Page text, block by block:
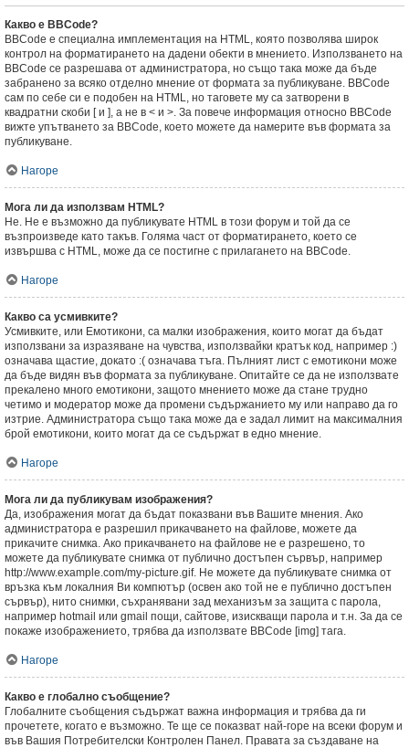
Какво е BBCode?
BBCode е специална имплементация на HTML, която позволява широк
контрол на форматирането на дадени обекти в мнението. Използването на
BBCode се разрешава от администратора, но също така може да бъде
забранено за всяко отделно мнение от формата за публикуване. BBCode
сам по себе си е подобен на HTML, но таговете му са затворени в
квадратни скоби [ и ], а не в < и >. За повече информация относно BBCode
вижте упътването за BBCode, което можете да намерите във формата за
публикуване.
Нагоре
Мога ли да използвам HTML?
Не. Не е възможно да публикувате HTML в този форум и той да се
възпроизведе като такъв. Голяма част от форматирането, което се
извършва с HTML, може да се постигне с прилагането на BBCode.
Нагоре
Какво са усмивките?
Усмивките, или Емотикони, са малки изображения, които могат да бъдат
използвани за изразяване на чувства, използвайки кратък код, например :)
означава щастие, докато :( означава тъга. Пълният лист с емотикони може
да бъде видян във формата за публикуване. Опитайте се да не използвате
прекалено много емотикони, защото мнението може да стане трудно
четимо и модератор може да промени съдържанието му или направо да го
изтрие. Администратора също така може да е задал лимит на максималния
брой емотикони, които могат да се съдържат в едно мнение.
Нагоре
Мога ли да публикувам изображения?
Да, изображения могат да бъдат показвани във Вашите мнения. Ако
администратора е разрешил прикачването на файлове, можете да
прикачите снимка. Ако прикачването на файлове не е разрешено, то
можете да публикувате снимка от публично достъпен сървър, например
http://www.example.com/my-picture.gif. Не можете да публикувате снимка от
връзка към локалния Ви компютър (освен ако той не е публично достъпен
сървър), нито снимки, съхранявани зад механизъм за защита с парола,
например hotmail или gmail пощи, сайтове, изискващи парола и т.н. За да се
покаже изображението, трябва да използвате BBCode [img] тага.
Нагоре
Какво е глобално съобщение?
Глобалните съобщения съдържат важна информация и трябва да ги
прочетете, когато е възможно. Те ще се показват най-горе на всеки форум и
във Вашия Потребителски Контролен Панел. Правата за създаване на